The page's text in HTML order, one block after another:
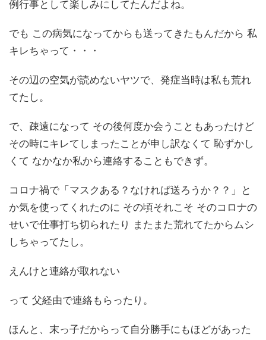
例行事として楽しみにしてたんだよね。
でも この病気になってからも送ってきたもんだから 私
キレちゃって・・・
その辺の空気が読めないヤツで、発症当時は私も荒れ
てたし。
で、疎遠になって その後何度か会うこともあったけど
その時にキレてしまったことが申し訳なくて 恥ずかし
くて なかなか私から連絡することもできず。
コロナ禍で「マスクある？なければ送ろうか？？」と
か気を使ってくれたのに その頃それこそ そのコロナの
せいで仕事打ち切られたり またまた荒れてたからムシ
しちゃってたし。
えんけと連絡が取れない
って 父経由で連絡もらったり。
ほんと、末っ子だからって自分勝手にもほどがあった